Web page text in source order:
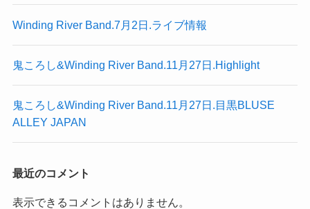
Winding River Band.7月2日.ライブ情報
鬼ころし&Winding River Band.11月27日.Highlight
鬼ころし&Winding River Band.11月27日.目黒BLUSE
ALLEY JAPAN
最近のコメント
表示できるコメントはありません。